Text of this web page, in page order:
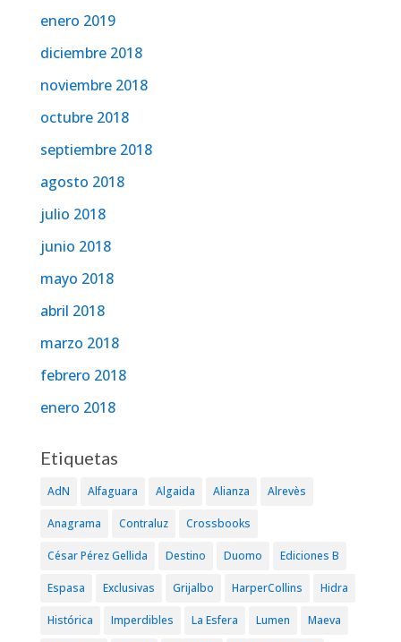
enero 2019
diciembre 2018
noviembre 2018
octubre 2018
septiembre 2018
agosto 2018
julio 2018
junio 2018
mayo 2018
abril 2018
marzo 2018
febrero 2018
enero 2018
Etiquetas
AdN Alfaguara Algaida Alianza Alrevès
Anagrama Contraluz Crossbooks
César Pérez Gellida Destino Duomo Ediciones B
Espasa Exclusivas Grijalbo HarperCollins Hidra
Histórica Imperdibles La Esfera Lumen Maeva